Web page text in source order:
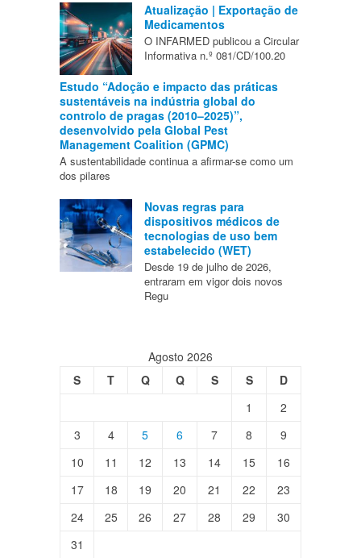
Atualização | Exportação de
Medicamentos
O INFARMED publicou a Circular
Informativa n.º 081/CD/100.20
Estudo “Adoção e impacto das práticas
sustentáveis na indústria global do
controlo de pragas (2010–2025)”,
desenvolvido pela Global Pest
Management Coalition (GPMC)
A sustentabilidade continua a afirmar-se como um
dos pilares
Novas regras para
dispositivos médicos de
tecnologias de uso bem
estabelecido (WET)
Desde 19 de julho de 2026,
entraram em vigor dois novos
Regu
Agosto 2026
S
T Q Q S S
D
1
2
3
4 5 6 7 8
9
10
11 12 13 14 15
16
17
18 19 20 21 22
23
24
25 26 27 28 29
30
31